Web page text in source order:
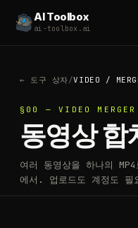
AI Toolbox
ai-toolbox.ai
← 도구 상자/VIDEO /
§00 — VIDEO MERGER
동영상 합
여러 동영상을 하나의
에서. 업로드도 계정도 필